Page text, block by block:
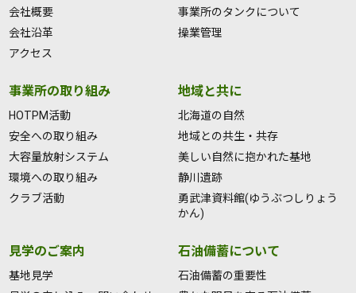
会社概要
会社沿革
アクセス
事業所のタンクについて
操業管理
事業所の取り組み
HOTPM活動
安全への取り組み
大容量放射システム
環境への取り組み
クラブ活動
地域と共に
北海道の自然
地域との共生・共存
美しい自然に抱かれた基地
静川遺跡
勇武津資料館(ゆうぶつしりょう
かん)
見学のご案内
基地見学
石油備蓄について
石油備蓄の重要性